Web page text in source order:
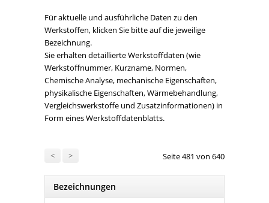
Für aktuelle und ausführliche Daten zu den
Werkstoffen, klicken Sie bitte auf die jeweilige
Bezeichnung.
Sie erhalten detaillierte Werkstoffdaten (wie
Werkstoffnummer, Kurzname, Normen,
Chemische Analyse, mechanische Eigenschaften,
physikalische Eigenschaften, Wärmebehandlung,
Vergleichswerkstoffe und Zusatzinformationen) in
Form eines Werkstoffdatenblatts.
< > Seite 481 von 640
Bezeichnungen